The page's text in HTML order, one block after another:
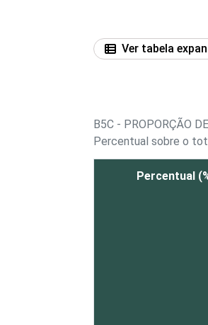
Ver tabela
B5C - PROPORÇÃO
Percentual sobre o
Percentual